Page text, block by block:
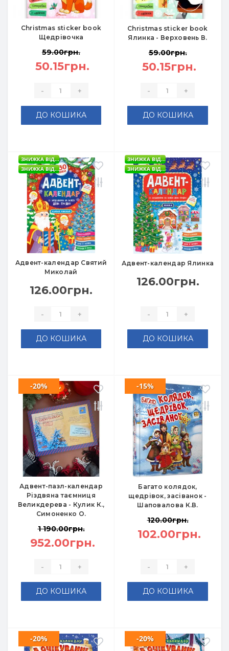
Christmas sticker book
Щедрівочка
59.00грн.
50.15грн.
- +
ДО КОШИКА
Christmas sticker book
Ялинка - Верховень В.
59.00грн.
50.15грн.
- +
ДО КОШИКА
Адвент-календар Святий
Миколай
ЗНИЖКА ВІД...
ЗНИЖКА ВІД...
126.00грн.
- +
ДО КОШИКА
Адвент-календар Ялинка
ЗНИЖКА ВІД...
ЗНИЖКА ВІД...
126.00грн.
- +
ДО КОШИКА
Адвент-пазл-календар
Різдвяна таємниця
Великдерева - Кулик К.,
Симоненко О.
-20%
1 190.00грн.
952.00грн.
- +
ДО КОШИКА
Багато колядок,
щедрівок, засіванок -
Шаповалова К.В.
-15%
120.00грн.
102.00грн.
- +
ДО КОШИКА
-20% -20%